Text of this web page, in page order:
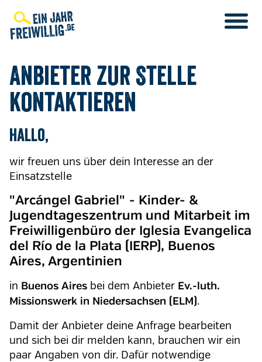
zum
Inhalt
Anbieter zur Stelle
kontaktieren
Hallo,
wir freuen uns über dein Interesse an der
Einsatzstelle
"Arcángel Gabriel" - Kinder- &
Jugendtageszentrum und Mitarbeit im
Freiwilligenbüro der Iglesia Evangelica
del Río de la Plata (IERP), Buenos
Aires, Argentinien
in Buenos Aires bei dem Anbieter Ev.-luth.
Missionswerk in Niedersachsen (ELM) .
Damit der Anbieter deine Anfrage bearbeiten
und sich bei dir melden kann, brauchen wir ein
paar Angaben von dir. Dafür notwendige